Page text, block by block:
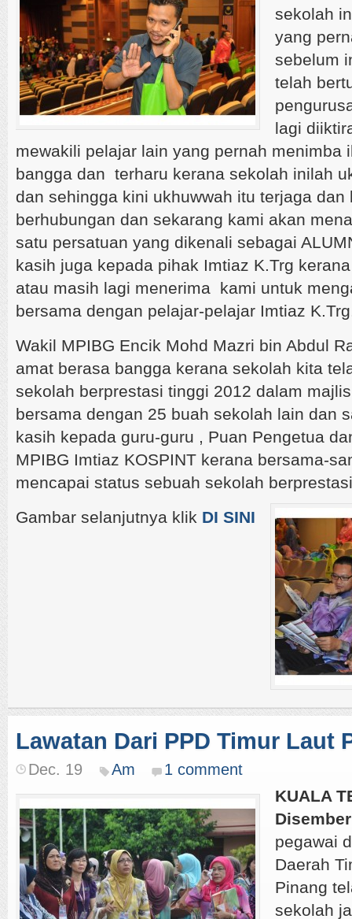
sekolah
yang
sebelum
telah
lagi
mewakili pelajar lain yang pernah menimba
bangga dan terharu kerana sekolah inilah
dan sehingga kini ukhuwwah itu terjaga dan
berhubungan dan sekarang kami akan
satu persatuan yang dikenali sebagai
kasih juga kepada pihak Imtiaz K.Trg
atau masih lagi menerima kami untuk
bersama dengan pelajar-pelajar Imtiaz
Wakil MPIBG Encik Mohd Mazri bin Abdul
amat berasa bangga kerana sekolah kita
sekolah berprestasi tinggi 2012 dalam
bersama dengan 25 buah sekolah lain dan
kasih kepada guru-guru , Puan Pengetua
MPIBG Imtiaz KOSPINT kerana bersama-
mencapai status sebuah sekolah
Gambar selanjutnya klik DI SINI
Lawatan Dari PPD Timur Laut
Dec. 19 Am 1 comment
KUALA
pegawai
Daerah
Pinang
sekolah